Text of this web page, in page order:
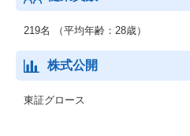
219名 （平均年齢：28歳）
株式公開
東証グロース